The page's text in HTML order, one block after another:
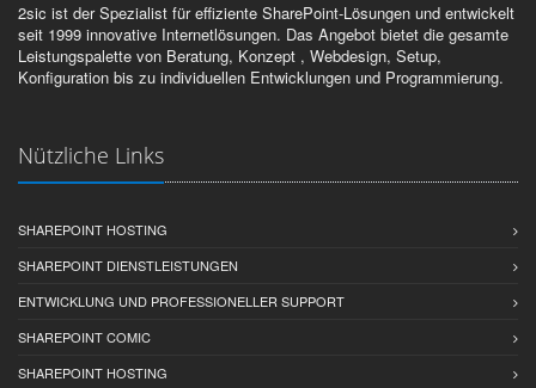
2sic ist der Spezialist für effiziente SharePoint-Lösungen und entwickelt
seit 1999 innovative Internetlösungen. Das Angebot bietet die gesamte
Leistungspalette von Beratung, Konzept , Webdesign, Setup,
Konfiguration bis zu individuellen Entwicklungen und Programmierung.
Nützliche Links
SHAREPOINT HOSTING
SHAREPOINT DIENSTLEISTUNGEN
ENTWICKLUNG UND PROFESSIONELLER SUPPORT
SHAREPOINT COMIC
SHAREPOINT HOSTING